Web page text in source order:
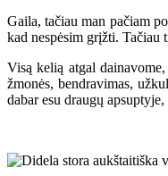
Gaila, tačiau man pačiam
kad nespėsim grįžti.
Visą kelią atgal
žmonės, bendravimas,
dabar esu draugų